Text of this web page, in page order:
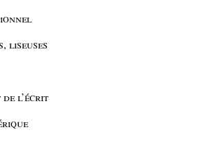
liseuses
l’écrit